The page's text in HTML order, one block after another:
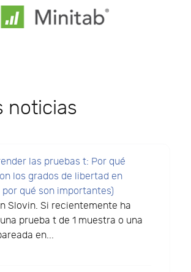
noticias
las pruebas t: Por qué
los grados de libertad en
por qué son importantes)
Slovin. Si recientemente ha
prueba t de 1 muestra o una
en...